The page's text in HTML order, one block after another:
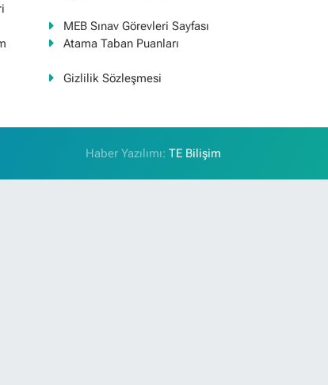
MEB Sınav Görevleri Sayfası
Atama Taban Puanları
Gizlilik Sözleşmesi
Haber Yazılımı:TE Bilişim